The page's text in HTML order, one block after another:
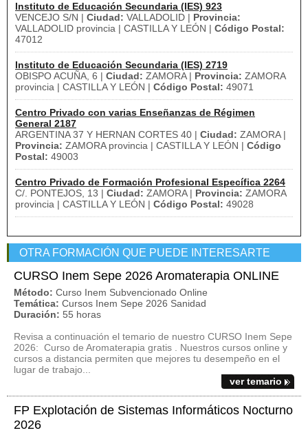
Instituto de Educación Secundaria (IES) 923
VENCEJO S/N | Ciudad: VALLADOLID | Provincia:
VALLADOLID provincia | CASTILLA Y LEÓN | Código Postal:
47012
Instituto de Educación Secundaria (IES) 2719
OBISPO ACUÑA, 6 | Ciudad: ZAMORA | Provincia: ZAMORA
provincia | CASTILLA Y LEÓN | Código Postal: 49071
Centro Privado con varias Enseñanzas de Régimen
General 2187
ARGENTINA 37 Y HERNAN CORTES 40 | Ciudad: ZAMORA |
Provincia: ZAMORA provincia | CASTILLA Y LEÓN | Código
Postal: 49003
Centro Privado de Formación Profesional Específica 2264
C/. PONTEJOS, 13 | Ciudad: ZAMORA | Provincia: ZAMORA
provincia | CASTILLA Y LEÓN | Código Postal: 49028
OTRA FORMACIÓN QUE PUEDE INTERESARTE
CURSO Inem Sepe 2026 Aromaterapia ONLINE
Método: Curso Inem Subvencionado Online
Temática: Cursos Inem Sepe 2026 Sanidad
Duración: 55 horas
Revisa a continuación el temario de nuestro CURSO Inem Sepe
2026: Curso de Aromaterapia gratis . Nuestros cursos online y
cursos a distancia permiten que mejores tu desempeño en el
lugar de trabajo...
ver temario
FP Explotación de Sistemas Informáticos Nocturno
2026